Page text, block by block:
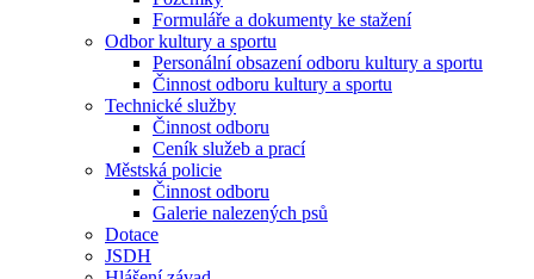
Formuláře a dokumenty ke stažení
Odbor kultury a sportu
Personální obsazení odboru kultury a sportu
Činnost odboru kultury a sportu
Technické služby
Činnost odboru
Ceník služeb a prací
Městská policie
Činnost odboru
Galerie nalezených psů
Dotace
JSDH